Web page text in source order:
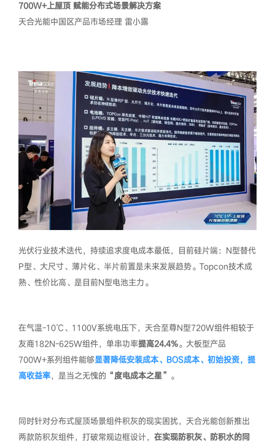
700W+上屋顶 赋能分布式场景解决方案
天合光能中国区产品市场经理 雷小露
光伏行业技术迭代，持续追求度电成本最低，目前硅片端：N型替代
P型、大尺寸、薄片化、半片前置是未来发展趋势。Topcon技术成
熟、性价比高、是目前N型电池主力。
在气温-10℃、1100V系统电压下，天合至尊N型720W组件相较于
友商182N-625W组件，单串功率提高24.4%。大板型产品
700W+系列组件能够显著降低安装成本、BOS成本、初始投资，提
高收益率，是当之无愧的 “度电成本之星” 。
同时针对分布式屋顶场景组件积灰的现实困扰，天合光能创新推出
两款防积灰组件，打破常规边框设计， 在实现防积灰、防积水的同